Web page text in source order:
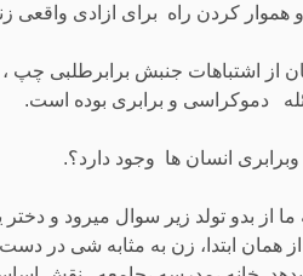
کردن راه برای ازادی واقعی
از اشتباهات جنبش برابرطلبی
دموکراسی و برابری بوده است.
انسان ها وجود دارد؟.
ما از بدو تولد زیر سوال میرود و
همان ابتدا، زن به مثابه شی در